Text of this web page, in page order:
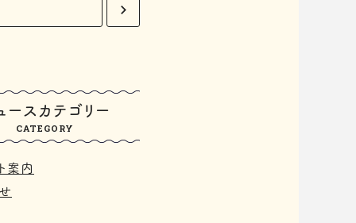
ースカテゴリー
CATEGORY
案内